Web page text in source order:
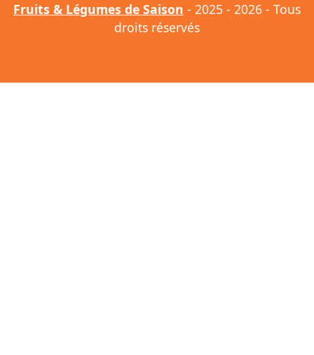
Fruits & Légumes de Saison - 2025 - 2026 - Tous
droits réservés